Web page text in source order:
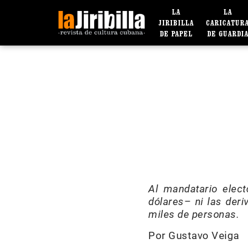
LA
JIRIBILLA
DE PAPEL
LA
DE GUARDIA
Al mandatario
dólares– ni las
miles de personas.
Por Gustavo Veiga